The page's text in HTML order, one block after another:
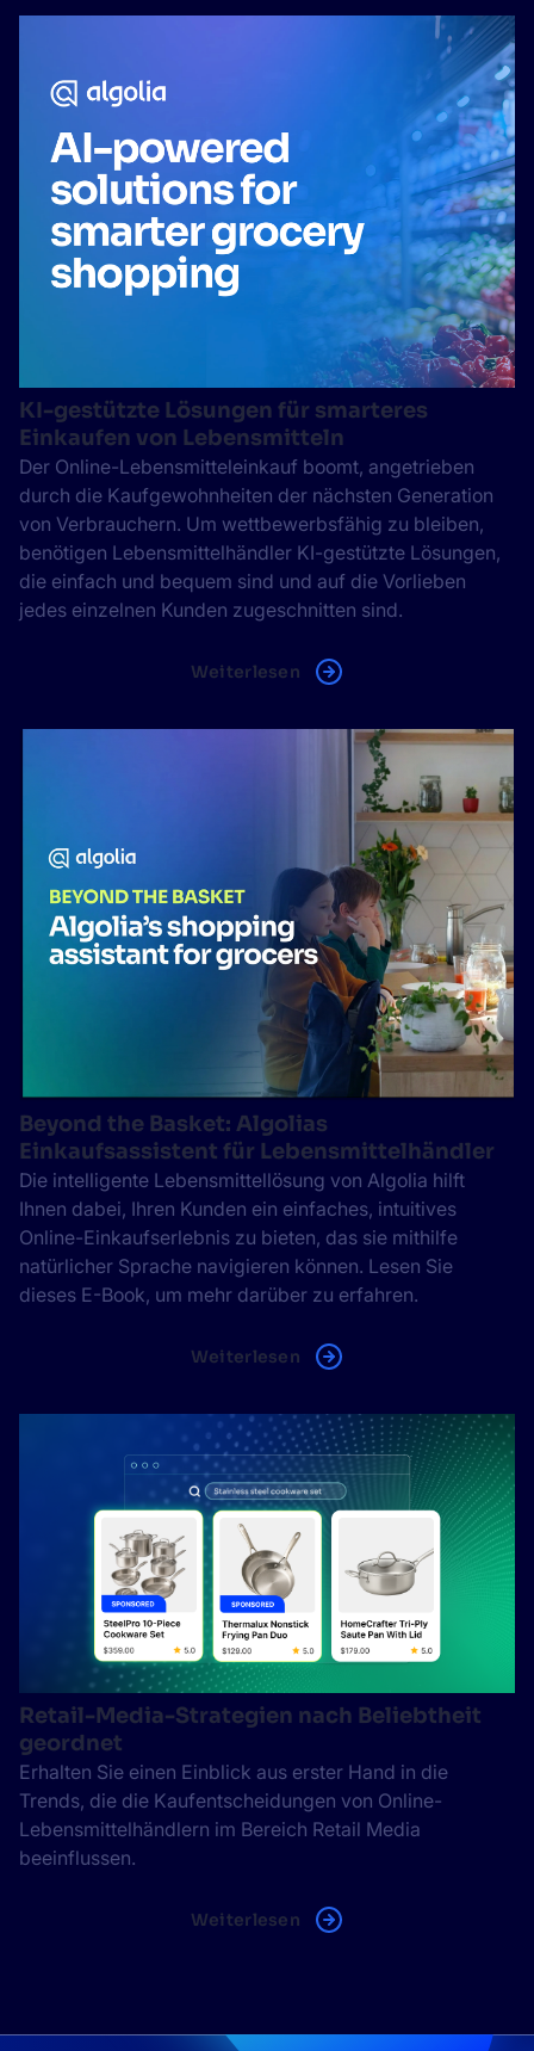
KI-gestützte Lösungen für smarteres
Einkaufen von Lebensmitteln
Der Online-Lebensmitteleinkauf boomt, angetrieben
durch die Kaufgewohnheiten der nächsten Generation
von Verbrauchern. Um wettbewerbsfähig zu bleiben,
benötigen Lebensmittelhändler KI-gestützte Lösungen,
die einfach und bequem sind und auf die Vorlieben
jedes einzelnen Kunden zugeschnitten sind.
Weiterlesen
Beyond the Basket: Algolias
Einkaufsassistent für Lebensmittelhändler
Die intelligente Lebensmittellösung von Algolia hilft
Ihnen dabei, Ihren Kunden ein einfaches, intuitives
Online-Einkaufserlebnis zu bieten, das sie mithilfe
natürlicher Sprache navigieren können. Lesen Sie
dieses E-Book, um mehr darüber zu erfahren.
Weiterlesen
Retail-Media-Strategien nach Beliebtheit
geordnet
Erhalten Sie einen Einblick aus erster Hand in die
Trends, die die Kaufentscheidungen von Online-
Lebensmittelhändlern im Bereich Retail Media
beeinflussen.
Weiterlesen